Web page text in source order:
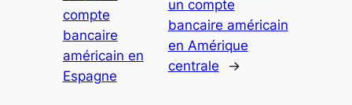
compte
bancaire
américain en
Espagne
un compte
bancaire américain
en Amérique
centrale
→